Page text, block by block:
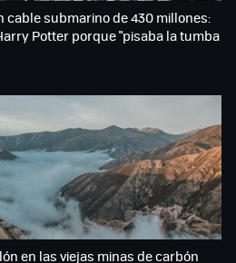
cable submarino de 430 millones:
Potter porque "pisaba la tumba
en las viejas minas de carbón